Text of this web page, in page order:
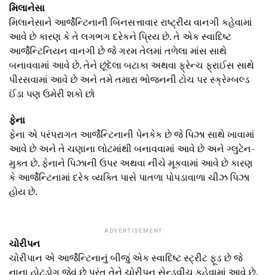
મિલાનેસા
મિલાનેસાને આર્જેન્ટિનાની બિનસત્તાવાર રાષ્ટ્રીય વાનગી કહેવામાં
આવે છે કારણ કે તે લગભગ દરેકને પ્રિય છે. તે એક સ્વાદિષ્ટ
આર્જેન્ટિનિયન વાનગી છે જે ગરમ તેલમાં તળેલા માંસ સાથે
બનાવવામાં આવે છે. તેને છૂંદેલા બટાકા અથવા ફ્રેન્ચ ફ્રાઈસ સાથે
પીરસવામાં આવે છે અને તમે તમારા ભોજનની ટોચ પર સ્ક્રેમ્બલ્ડ
ઈંડા પણ ઉમેરી શકો છો
ફેના
ફેના એ પરંપરાગત આર્જેન્ટિનાની પેનકેક છે જે પિઝા સાથે ખાવામાં
આવે છે અને તે ચણાના લોટમાંથી બનાવવામાં આવે છે અને ગ્લુટેન-
મુક્ત છે. ફેનાને પિઝાની ઉપર અથવા નીચે મૂકવામાં આવે છે કારણ
કે આર્જેન્ટિનામાં દરેક વ્યક્તિ પાસે પાતળા પોપડાવાળા ચીઝ પિઝા
હોય છે.
ADVERTISEMENT
ચોરીપન
ચોરીપાન એ આર્જેન્ટિનાનું બીજું એક સ્વાદિષ્ટ સ્ટ્રીટ ફૂડ છે જે
નાના હોટડોગ જેવું છે પરંતુ તેને ચોરીપન સેન્ડવીચ કહેવામાં આવે છે.